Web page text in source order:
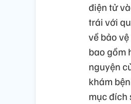
điện tử
trái với
về bảo
bao gồm
nguyện
khám
mục đích